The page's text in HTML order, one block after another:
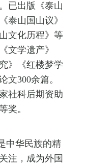
已出版《泰山
泰山国山议》
文化历程》等
文学遗产》
》《红楼梦学
文300余篇。
社科后期资助
奖。
中华民族的精
注，成为外国